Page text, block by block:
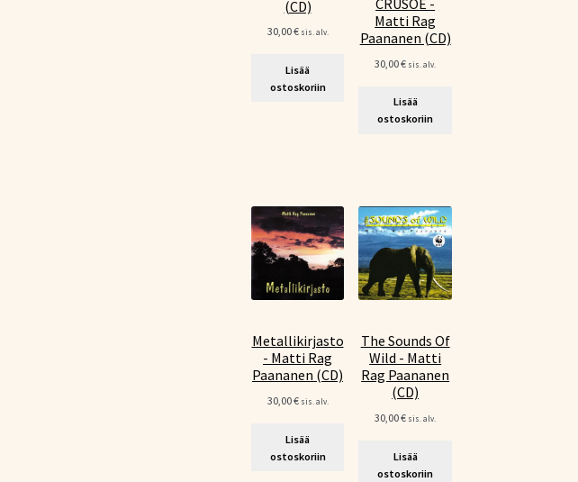
(CD)
30,00€ sis. alv.
Lisää
ostoskoriin
CRUSOE -
Matti Rag
Paananen (CD)
30,00€ sis. alv.
Lisää
ostoskoriin
Metallikirjasto
- Matti Rag
Paananen (CD)
30,00€ sis. alv.
Lisää
ostoskoriin
The Sounds Of
Wild - Matti
Rag Paananen
(CD)
30,00€ sis. alv.
Lisää
ostoskoriin